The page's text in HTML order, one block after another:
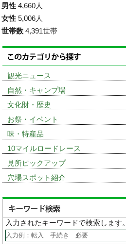
男性 4,660人
女性 5,006人
世帯数 4,391世帯
観光ニュース
自然・キャンプ場
文化財・歴史
お祭・イベント
味・特産品
10マイルロードレース
見所ピックアップ
穴場スポット紹介
入力されたキーワードで検索します。